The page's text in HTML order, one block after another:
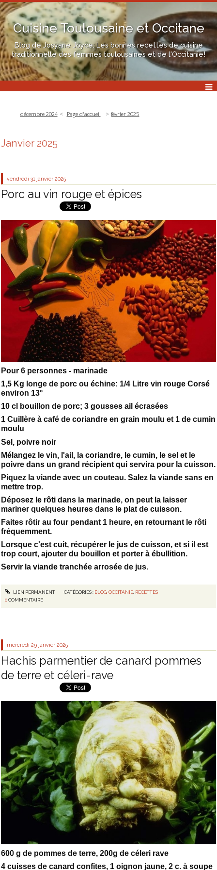
Cuisine Toulousaine et Occitane
Blog de Josyane Joyce: Les bonnes recettes de cuisine
traditionnelle des femmes toulousaines et de l'Occitanie!
décembre 2024 Page d'accueil février 2025
Janvier 2025
vendredi 31 janvier 2025
Porc au vin rouge et épices
Pour 6 personnes - marinade
1,5 Kg longe de porc ou échine: 1/4 Litre vin rouge Corsé
environ 13°
10 cl bouillon de porc; 3 gousses ail écrasées
1 Cuillère à café de coriandre en grain moulu et 1 de cumin
moulu
Sel, poivre noir
Mélangez le vin, l'ail, la coriandre, le cumin, le sel et le
poivre dans un grand récipient qui servira pour la cuisson.
Piquez la viande avec un couteau. Salez la viande sans en
mettre trop.
Déposez le rôti dans la marinade, on peut la laisser
mariner quelques heures dans le plat de cuisson.
Faites rôtir au four pendant 1 heure, en retournant le rôti
fréquemment.
Lorsque c'est cuit, récupérer le jus de cuisson, et si il est
trop court, ajouter du bouillon et porter à ébullition.
Servir la viande tranchée arrosée de jus.
LIEN PERMANENT CATÉGORIES : BLOG, OCCITANIE, RECETTES
0COMMENTAIRE
mercredi 29 janvier 2025
Hachis parmentier de canard pommes
de terre et céleri-rave
600 g de pommes de terre, 200g de céleri rave
4 cuisses de canard confites, 1 oignon jaune, 2 c. à soupe